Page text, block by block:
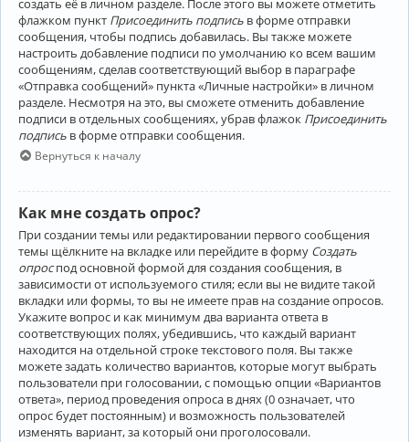
флажком пункт Присоединить подпись в форме отправки
сообщения, чтобы подпись добавилась. Вы также можете
настроить добавление подписи по умолчанию ко всем вашим
сообщениям, сделав соответствующий выбор в параграфе
«Отправка сообщений» пункта «Личные настройки» в личном
разделе. Несмотря на это, вы сможете отменить добавление
подписи в отдельных сообщениях, убрав флажок Присоединить
подпись в форме отправки сообщения.
Вернуться к началу
Как мне создать опрос?
При создании темы или редактировании первого сообщения
темы щёлкните на вкладке или перейдите в форму Создать
опроспод основной формой для создания сообщения, в
зависимости от используемого стиля; если вы не видите такой
вкладки или формы, то вы не имеете прав на создание опросов.
Укажите вопрос и как минимум два варианта ответа в
соответствующих полях, убедившись, что каждый вариант
находится на отдельной строке текстового поля. Вы также
можете задать количество вариантов, которые могут выбрать
пользователи при голосовании, с помощью опции «Вариантов
ответа», период проведения опроса в днях (0 означает, что
опрос будет постоянным) и возможность пользователей
изменять вариант, за который они проголосовали.